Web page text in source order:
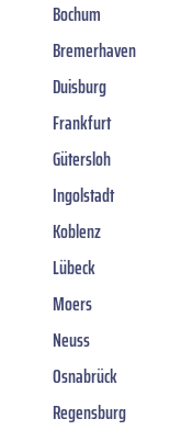
Bochum
Bremerhaven
Duisburg
Frankfurt
Gütersloh
Ingolstadt
Koblenz
Lübeck
Moers
Neuss
Osnabrück
Regensburg